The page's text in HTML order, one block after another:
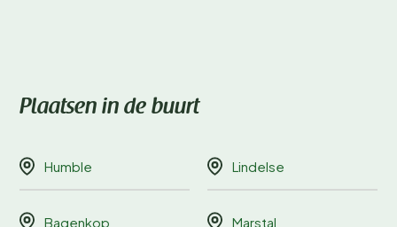
Plaatsen in de buurt
Humble Lindelse
Bagenkop Marstal